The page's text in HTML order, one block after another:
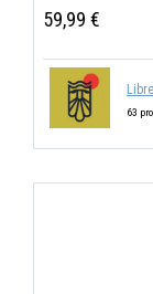
59,99 €
63